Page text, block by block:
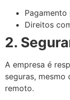
Direitos
2.
A empresa é
seguras,
remoto.